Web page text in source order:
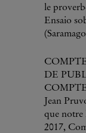
le
Ensaio
DE
Jean
que notre
2017,